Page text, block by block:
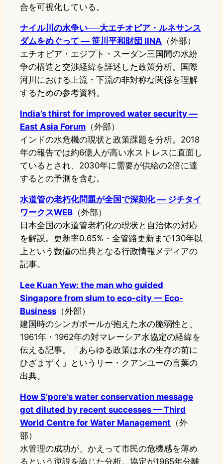
合を可視化している。
ナイル川の水争い──大エチオピア・ルネサンス
ダムをめぐって — 笹川平和財団 IINA （外部）
エチオピア・エジプト・スーダン三国間の水紛
争の構造と交渉経緯を詳述した政策分析。国際
河川における上流・下流の非対称な関係を理解
するための参考資料。
India’s thirst for improved water security —
East Asia Forum （外部）
インドの水危機の現状と政策課題を分析。2018
年の報告では約6億人が高い水ストレスに直面し
ているとされ、2030年に需要が供給の2倍に達
するとの予測を含む。
水道管の老朽化問題が全国で深刻化 — ジチタイ
ワークスWEB （外部）
日本全国の水道管老朽化の現状と自治体の対応
を解説。更新率0.65%・全管路更新まで130年以
上という数値の出典となる行政情報メディアの
記事。
Lee Kuan Yew: the man who guided
Singapore from slum to eco-city — Eco-
Business （外部）
建国時のシンガポールが抱えた水の脆弱性と、
1961年・1962年の対マレーシア水協定の経緯を
伝える記事。「あらゆる政策は水の生存の前に
ひざまずく」というリー・クアンユーの言葉の
出典。
How S’pore’s water conservation message
got diluted by recent successes — Third
World Centre for Water Management （外
部）
水管理の成功が、かえって市民の危機感を薄め
るという逆説を論じた分析。協定が1965年分離